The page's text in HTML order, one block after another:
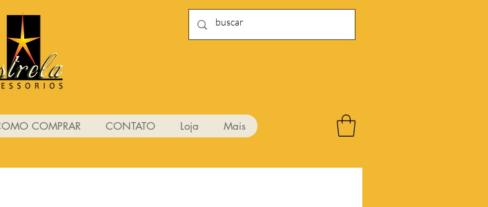
COMPRAR CONTATO Loja Mais